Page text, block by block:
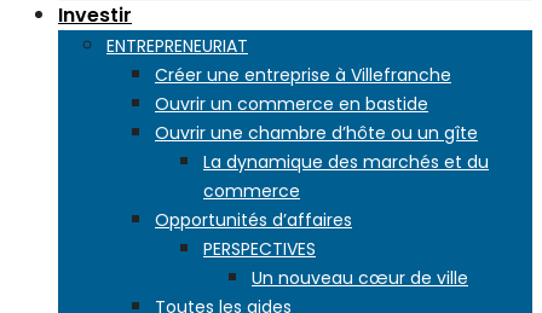
Investir
ENTREPRENEURIAT
Créer une entreprise à Villefranche
Ouvrir un commerce en bastide
Ouvrir une chambre d’hôte ou un gîte
La dynamique des marchés et du
commerce
Opportunités d’affaires
PERSPECTIVES
Un nouveau cœur de ville
Toutes les aides